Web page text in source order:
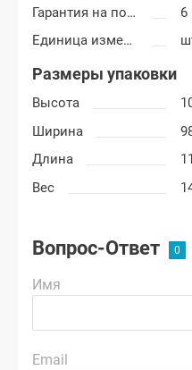
Гарантия на покраску
6
Единица измерения
Размеры упаковки
Высота
Ширина
Длина
Вес
Вопрос-Ответ
Имя
Email